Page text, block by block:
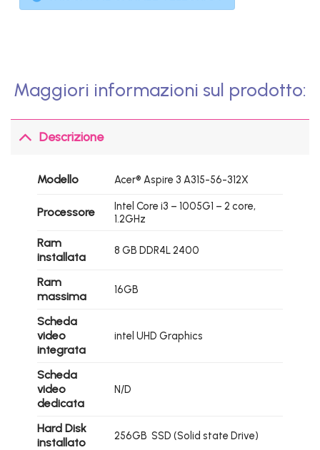
Maggiori informazioni sul prodotto:
Descrizione
Modello Acer® Aspire 3 A315-56-312X
Processore
Intel Core i3 – 1005G1 – 2 core,
1.2GHz
Ram
installata
8 GB DDR4L 2400
Ram
massima
16GB
Scheda
video
integrata
intel UHD Graphics
Scheda
video
dedicata
N/D
Hard Disk
installato
256GB SSD (Solid state Drive)